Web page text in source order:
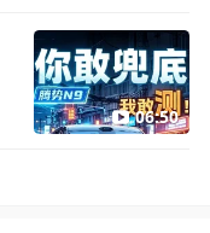
06:50